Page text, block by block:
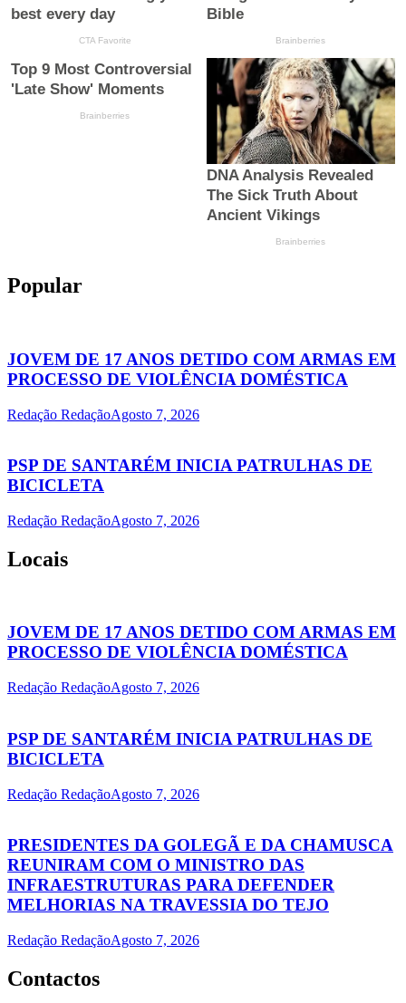
Popular
JOVEM DE 17 ANOS DETIDO COM ARMAS EM
PROCESSO DE VIOLÊNCIA DOMÉSTICA
Redação RedaçãoAgosto 7, 2026
PSP DE SANTARÉM INICIA PATRULHAS DE
BICICLETA
Redação RedaçãoAgosto 7, 2026
Locais
JOVEM DE 17 ANOS DETIDO COM ARMAS EM
PROCESSO DE VIOLÊNCIA DOMÉSTICA
Redação RedaçãoAgosto 7, 2026
PSP DE SANTARÉM INICIA PATRULHAS DE
BICICLETA
Redação RedaçãoAgosto 7, 2026
PRESIDENTES DA GOLEGÃ E DA CHAMUSCA
REUNIRAM COM O MINISTRO DAS
INFRAESTRUTURAS PARA DEFENDER
MELHORIAS NA TRAVESSIA DO TEJO
Redação RedaçãoAgosto 7, 2026
Contactos